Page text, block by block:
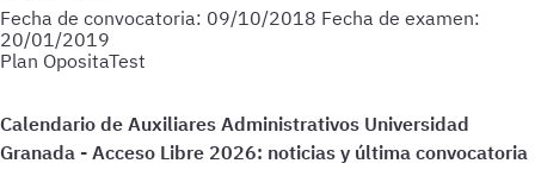
Fecha de convocatoria: 09/10/2018 Fecha de examen:
20/01/2019
Plan OpositaTest